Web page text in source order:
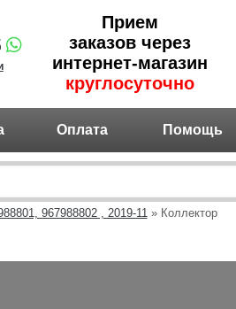
Прием
заказов через
интернет-магазин
круглосуточно
Оплата Помощь
967988802 , 2019-11» Коллектор